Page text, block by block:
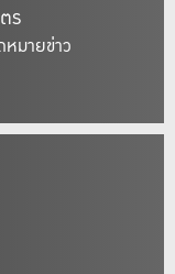
ร
มายข่าว